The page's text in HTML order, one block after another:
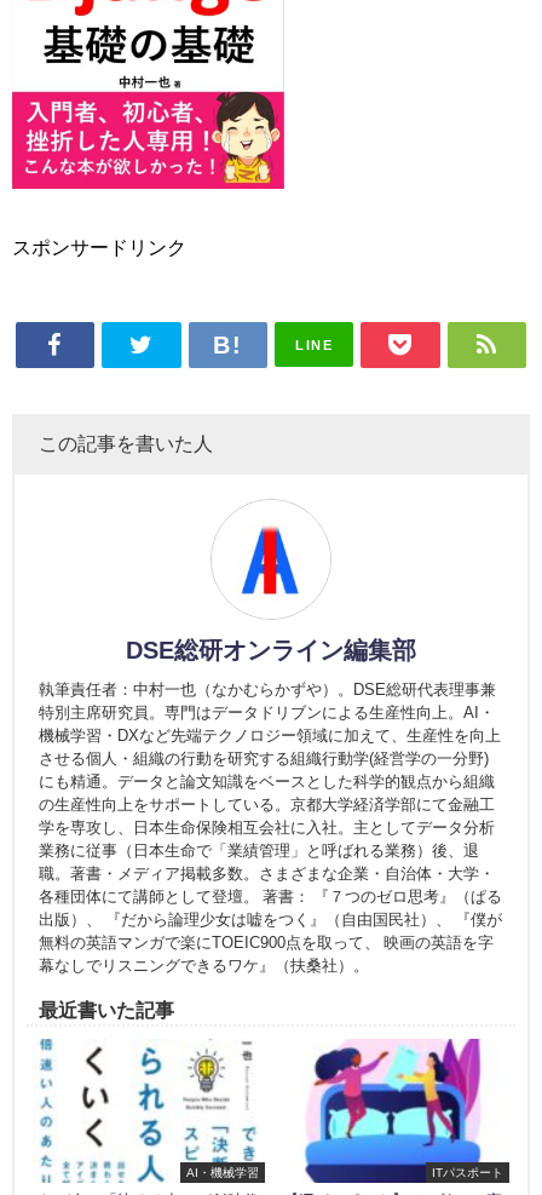
スポンサードリンク
LINE
この記事を書いた人
DSE総研オンライン編集部
執筆責任者：中村一也（なかむらかずや）。DSE総研代表理事兼
特別主席研究員。専門はデータドリブンによる生産性向上。AI・
機械学習・DXなど先端テクノロジー領域に加えて、生産性を向上
させる個人・組織の行動を研究する組織行動学(経営学の一分野)
にも精通。データと論文知識をベースとした科学的観点から組織
の生産性向上をサポートしている。京都大学経済学部にて金融工
学を専攻し、日本生命保険相互会社に入社。主としてデータ分析
業務に従事（日本生命で「業績管理」と呼ばれる業務）後、退
職。著書・メディア掲載多数。さまざまな企業・自治体・大学・
各種団体にて講師として登壇。 著書： 『７つのゼロ思考』（ぱる
出版）、 『だから論理少女は嘘をつく』（自由国民社）、 『僕が
無料の英語マンガで楽にTOEIC900点を取って、 映画の英語を字
幕なしでリスニングできるワケ』（扶桑社）。
最近書いた記事
AI・機械学習 ITパスポート